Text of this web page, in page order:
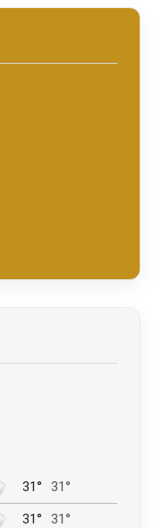
31° 31°
31° 31°